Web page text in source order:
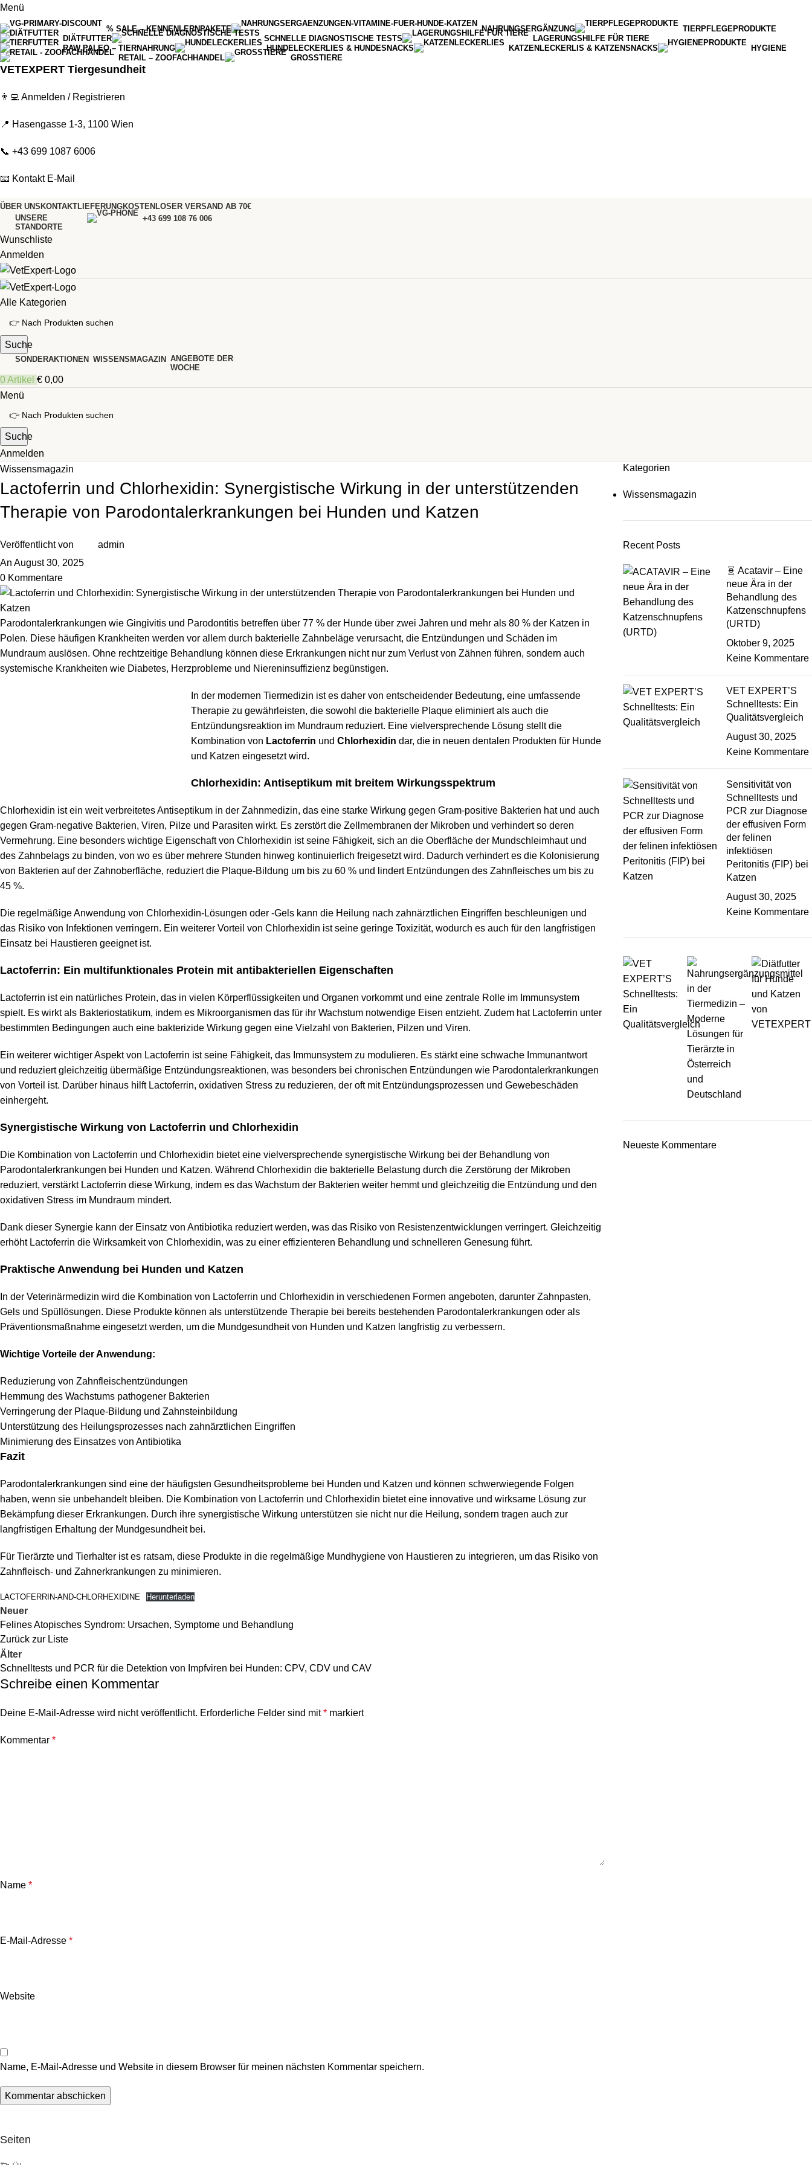
Menü
% SALE – KENNENLERNPAKETE NAHRUNGSERGÄNZUNG
TIERPFLEGEPRODUKTE
DIÄTFUTTER
SCHNELLE DIAGNOSTISCHE TESTS
LAGERUNGSHILFE FÜR TIERE
RAW PALEO – TIERNAHRUNG
HUNDELECKERLIES & HUNDESNACKS KATZENLECKERLIS & KATZENSNACKS
HYGIENE
RETAIL – ZOOFACHHANDEL
GROSSTIERE
VETEXPERT Tiergesundheit
👨‍💻 Anmelden / Registrieren
📍 Hasengasse 1-3, 1100 Wien
📞 +43 699 1087 6006
📧 Kontakt E-Mail
ÜBER UNS KONTAKTLIEFERUNGKOSTENLOSER VERSAND AB 70€
UNSERE
STANDORTE
+43 699 108 76 006
Wunschliste
Anmelden
Alle Kategorien
Suche
SONDERAKTIONEN WISSENSMAGAZIN ANGEBOTE DER
WOCHE
0Artikel € 0,00
Menü
Suche
Anmelden
Wissensmagazin
Lactoferrin und Chlorhexidin: Synergistische Wirkung in der unterstützenden
Therapie von Parodontalerkrankungen bei Hunden und Katzen
Veröffentlicht von
admin
An August 30, 2025
0 Kommentare
Parodontalerkrankungen wie Gingivitis und Parodontitis betreffen über 77 % der Hunde über zwei Jahren und mehr als 80 % der Katzen in
Polen. Diese häufigen Krankheiten werden vor allem durch bakterielle Zahnbeläge verursacht, die Entzündungen und Schäden im
Mundraum auslösen. Ohne rechtzeitige Behandlung können diese Erkrankungen nicht nur zum Verlust von Zähnen führen, sondern auch
systemische Krankheiten wie Diabetes, Herzprobleme und Niereninsuffizienz begünstigen.
In der modernen Tiermedizin ist es daher von entscheidender Bedeutung, eine umfassende
Therapie zu gewährleisten, die sowohl die bakterielle Plaque eliminiert als auch die
Entzündungsreaktion im Mundraum reduziert. Eine vielversprechende Lösung stellt die
Kombination von Lactoferrin und Chlorhexidin dar, die in neuen dentalen Produkten für Hunde
und Katzen eingesetzt wird.
Chlorhexidin: Antiseptikum mit breitem Wirkungsspektrum
Chlorhexidin ist ein weit verbreitetes Antiseptikum in der Zahnmedizin, das eine starke Wirkung gegen Gram-positive Bakterien hat und auch
gegen Gram-negative Bakterien, Viren, Pilze und Parasiten wirkt. Es zerstört die Zellmembranen der Mikroben und verhindert so deren
Vermehrung. Eine besonders wichtige Eigenschaft von Chlorhexidin ist seine Fähigkeit, sich an die Oberfläche der Mundschleimhaut und
des Zahnbelags zu binden, von wo es über mehrere Stunden hinweg kontinuierlich freigesetzt wird. Dadurch verhindert es die Kolonisierung
von Bakterien auf der Zahnoberfläche, reduziert die Plaque-Bildung um bis zu 60 % und lindert Entzündungen des Zahnfleisches um bis zu
45 %.
Die regelmäßige Anwendung von Chlorhexidin-Lösungen oder -Gels kann die Heilung nach zahnärztlichen Eingriffen beschleunigen und
das Risiko von Infektionen verringern. Ein weiterer Vorteil von Chlorhexidin ist seine geringe Toxizität, wodurch es auch für den langfristigen
Einsatz bei Haustieren geeignet ist.
Lactoferrin: Ein multifunktionales Protein mit antibakteriellen Eigenschaften
Lactoferrin ist ein natürliches Protein, das in vielen Körperflüssigkeiten und Organen vorkommt und eine zentrale Rolle im Immunsystem
spielt. Es wirkt als Bakteriostatikum, indem es Mikroorganismen das für ihr Wachstum notwendige Eisen entzieht. Zudem hat Lactoferrin unter
bestimmten Bedingungen auch eine bakterizide Wirkung gegen eine Vielzahl von Bakterien, Pilzen und Viren.
Ein weiterer wichtiger Aspekt von Lactoferrin ist seine Fähigkeit, das Immunsystem zu modulieren. Es stärkt eine schwache Immunantwort
und reduziert gleichzeitig übermäßige Entzündungsreaktionen, was besonders bei chronischen Entzündungen wie Parodontalerkrankungen
von Vorteil ist. Darüber hinaus hilft Lactoferrin, oxidativen Stress zu reduzieren, der oft mit Entzündungsprozessen und Gewebeschäden
einhergeht.
Synergistische Wirkung von Lactoferrin und Chlorhexidin
Die Kombination von Lactoferrin und Chlorhexidin bietet eine vielversprechende synergistische Wirkung bei der Behandlung von
Parodontalerkrankungen bei Hunden und Katzen. Während Chlorhexidin die bakterielle Belastung durch die Zerstörung der Mikroben
reduziert, verstärkt Lactoferrin diese Wirkung, indem es das Wachstum der Bakterien weiter hemmt und gleichzeitig die Entzündung und den
oxidativen Stress im Mundraum mindert.
Dank dieser Synergie kann der Einsatz von Antibiotika reduziert werden, was das Risiko von Resistenzentwicklungen verringert. Gleichzeitig
erhöht Lactoferrin die Wirksamkeit von Chlorhexidin, was zu einer effizienteren Behandlung und schnelleren Genesung führt.
Praktische Anwendung bei Hunden und Katzen
In der Veterinärmedizin wird die Kombination von Lactoferrin und Chlorhexidin in verschiedenen Formen angeboten, darunter Zahnpasten,
Gels und Spüllösungen. Diese Produkte können als unterstützende Therapie bei bereits bestehenden Parodontalerkrankungen oder als
Präventionsmaßnahme eingesetzt werden, um die Mundgesundheit von Hunden und Katzen langfristig zu verbessern.
Wichtige Vorteile der Anwendung:
Reduzierung von Zahnfleischentzündungen
Hemmung des Wachstums pathogener Bakterien
Verringerung der Plaque-Bildung und Zahnsteinbildung
Unterstützung des Heilungsprozesses nach zahnärztlichen Eingriffen
Minimierung des Einsatzes von Antibiotika
Fazit
Parodontalerkrankungen sind eine der häufigsten Gesundheitsprobleme bei Hunden und Katzen und können schwerwiegende Folgen
haben, wenn sie unbehandelt bleiben. Die Kombination von Lactoferrin und Chlorhexidin bietet eine innovative und wirksame Lösung zur
Bekämpfung dieser Erkrankungen. Durch ihre synergistische Wirkung unterstützen sie nicht nur die Heilung, sondern tragen auch zur
langfristigen Erhaltung der Mundgesundheit bei.
Für Tierärzte und Tierhalter ist es ratsam, diese Produkte in die regelmäßige Mundhygiene von Haustieren zu integrieren, um das Risiko von
Zahnfleisch- und Zahnerkrankungen zu minimieren.
LACTOFERRIN-AND-CHLORHEXIDINE Herunterladen
Neuer
Felines Atopisches Syndrom: Ursachen, Symptome und Behandlung
Zurück zur Liste
Älter
Schnelltests und PCR für die Detektion von Impfviren bei Hunden: CPV, CDV und CAV
Schreibe einen Kommentar
Deine E-Mail-Adresse wird nicht veröffentlicht. Erforderliche Felder sind mit* markiert
Kommentar *
Name *
E-Mail-Adresse *
Website
Name, E-Mail-Adresse und Website in diesem Browser für meinen nächsten Kommentar speichern.
Kategorien
Wissensmagazin
Recent Posts
🧬 Acatavir – Eine
neue Ära in der
Behandlung des
Katzenschnupfens
(URTD)
Oktober 9, 2025
Keine Kommentare
VET EXPERT’S
Schnelltests: Ein
Qualitätsvergleich
August 30, 2025
Keine Kommentare
Sensitivität von
Schnelltests und
PCR zur Diagnose
der effusiven Form
der felinen
infektiösen
Peritonitis (FIP) bei
Katzen
August 30, 2025
Keine Kommentare
Neueste Kommentare
Seiten